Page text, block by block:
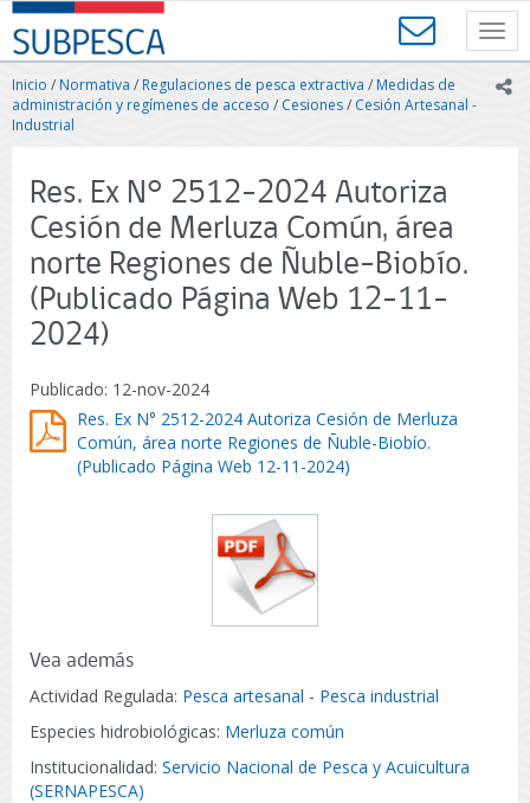
Contenido
principal
SUBPESCA
-
Subsecretaría
de
Pesca
Gobierno
de
Chile
Inicio /Normativa / Regulaciones de pesca extractiva / Medidas de
administración y regímenes de acceso / Cesiones/ Cesión Artesanal -
Industrial
Res. Ex N° 2512-2024 Autoriza
Cesión de Merluza Común, área
norte Regiones de Ñuble-Biobío.
(Publicado Página Web 12-11-
2024)
Publicado: 12-nov-2024
Res. Ex N° 2512-2024 Autoriza Cesión de Merluza
Común, área norte Regiones de Ñuble-Biobío.
(Publicado Página Web 12-11-2024)
Vea además
Actividad Regulada: Pesca artesanal - Pesca industrial
Especies hidrobiológicas: Merluza común
Institucionalidad: Servicio Nacional de Pesca y Acuicultura
(SERNAPESCA)